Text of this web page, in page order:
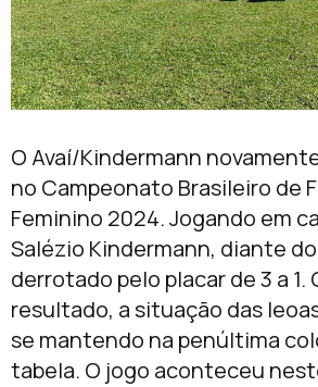
O Avaí/Kindermann
no Campeonato Brasileiro de
Feminino 2024. Jogando em
Salézio Kindermann, diante
derrotado pelo placar de 3 a 1.
resultado, a situação das
se mantendo na penúltima
tabela. O jogo aconteceu